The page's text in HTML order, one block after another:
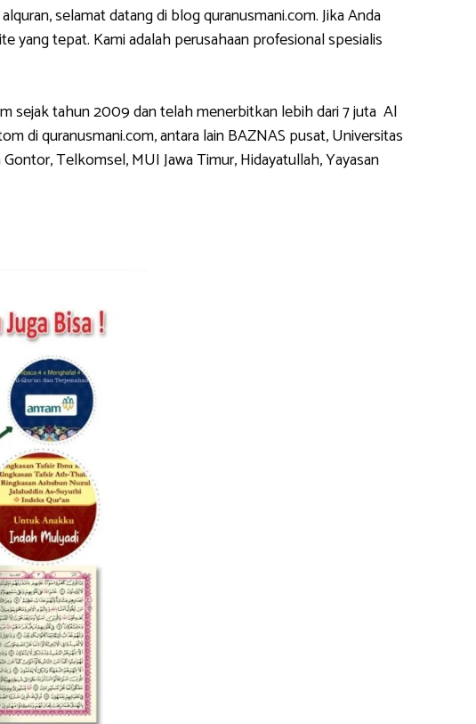
selamat datang di blog quranusmani.com. Jika Anda
yang tepat. Kami adalah perusahaan profesional spesialis
sejak tahun 2009 dan telah menerbitkan lebih dari 7 juta Al
di quranusmani.com, antara lain BAZNAS pusat, Universitas
Telkomsel, MUI Jawa Timur, Hidayatullah, Yayasan